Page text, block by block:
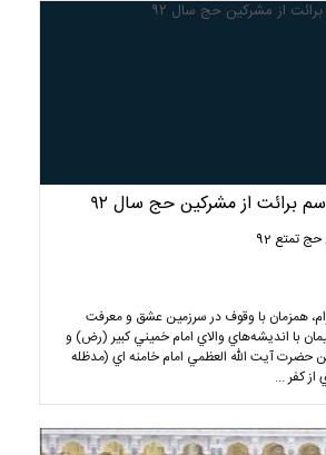
برائت از مشركين حج سال ۹۲
,حج تمتع 92
همزمان با وقوف در سرزمين عشق و معرفت
با انديشه‌هاي والاي امام خميني كبير (رض) و
حضرت آيت الله العظمي امام خامنه اي (مدظله
از كفر ...